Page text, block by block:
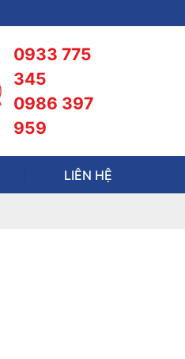
0933 775
345
0986 397
959
LIÊN HỆ